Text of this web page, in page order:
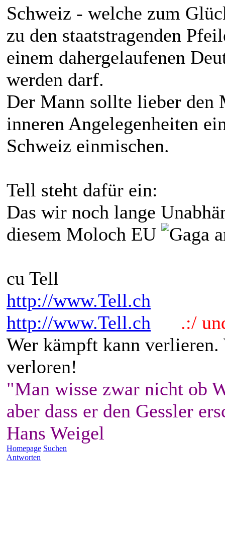
Schweiz - welche zum
zu den staatstragenden
einem dahergelaufenen
werden darf.
Der Mann sollte lieber den
inneren Angelegenheiten
Schweiz einmischen.
Tell steht dafür ein:
Das wir noch lange
diesem Moloch EU
cu Tell
http://www.Tell.ch
http://www.Tell.ch
.:/
Wer kämpft kann
verloren!
"Man wisse zwar nicht ob
aber dass er den Gessler
Hans Weigel
Homepage Suchen
Antworten